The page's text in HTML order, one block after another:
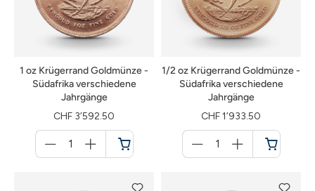
1 oz Krügerrand Goldmünze -
Südafrika verschiedene
Jahrgänge
CHF 3’592.50
für
Warenkorb
1/2 oz Krügerrand Goldmünze -
Südafrika verschiedene
Jahrgänge
CHF 1’933.50
für
Warenkorb